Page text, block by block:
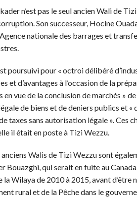
n’est pas le seul ancien Wali de
Son successeur, Hocine
nationale des barrages et
poursuivi pour « octroi délibéré
et d’avantages à l’occasion de la
en vue de la conclusion de marchés »
de biens et de deniers publics et «
taxes sans autorisation légale ». Ces
il était en poste à Tizi Wezzu.
Walis de Tizi Wezzu sont
Bouazghi, qui serait en fuite au
Wilaya de 2010 à 2015, avant d’être
rural et de la Pêche dans le